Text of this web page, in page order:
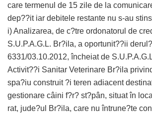
care termenul de 15 zile de la
dep??it iar debitele restante nu s-au
i) Analizarea, de c?tre ordonatorul de
S.U.P.A.G.L. Br?ila, a oportunit??ii
6331/03.10.2012, încheiat de
Activit??i Sanitar Veterinare Br?ila
spa?iu construit ?i teren adiacent
gestionare câini f?r? st?pân, situat în
rat, jude?ul Br?ila, care nu întrune?te